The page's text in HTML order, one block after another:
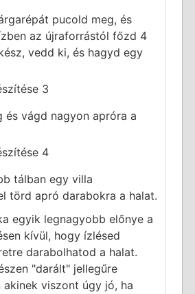
pucold meg, és
az újraforrástól főzd 4
vedd ki, és hagyd egy
és vágd nagyon apróra a
tálban egy villa
törd apró darabokra a halat.
egyik legnagyobb előnye a
kívül, hogy ízlésed
darabolhatod a halat.
"darált" jellegűre
akinek viszont úgy jó, ha